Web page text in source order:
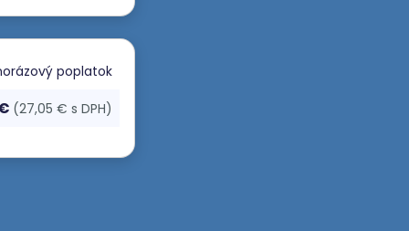
poplatok
(27,05 € s DPH)